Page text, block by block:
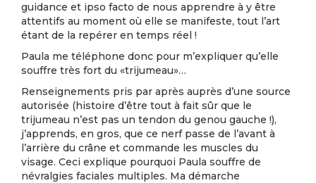
guidance et ipso facto de nous apprendre à y être
attentifs au moment où elle se manifeste, tout l’art
étant de la repérer en temps réel !
Paula me téléphone donc pour m’expliquer qu’elle
souffre très fort du «trijumeau»…
Renseignements pris par après auprès d’une source
autorisée (histoire d’être tout à fait sûr que le
trijumeau n’est pas un tendon du genou gauche !),
j’apprends, en gros, que ce nerf passe de l’avant à
l’arrière du crâne et commande les muscles du
visage. Ceci explique pourquoi Paula souffre de
névralgies faciales multiples. Ma démarche